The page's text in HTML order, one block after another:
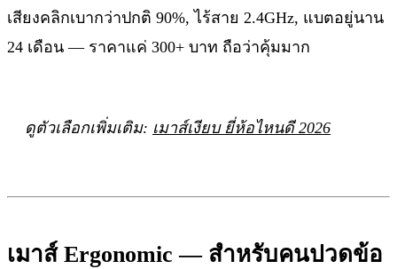
เสียงคลิกเบากว่าปกติ 90%, ไร้สาย 2.4GHz, แบตอยู่นาน
24 เดือน — ราคาแค่ 300+ บาท ถือว่าคุ้มมาก
ดูตัวเลือกเพิ่มเติม: เมาส์เงียบ ยี่ห้อไหนดี 2026
เมาส์ Ergonomic — สำหรับคนปวดข้อ